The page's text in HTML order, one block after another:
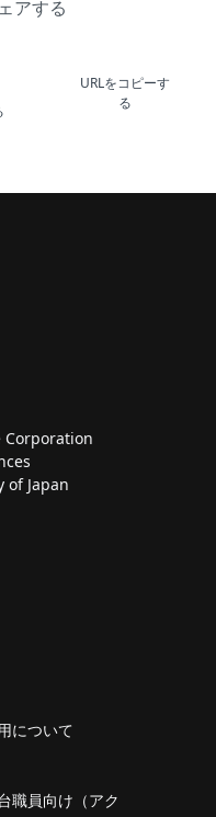
アする
URLをコピーす
る
of Japan
について
職員向け（アク